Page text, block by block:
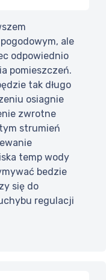
ale
odpowiednio
pomieszczeń.
tak długo
osiagnie
zwrotne
strumień
temp wody
bedzie
się do
regulacji